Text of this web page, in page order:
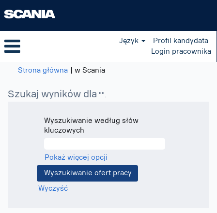
Język
Profil kandydata
Login pracownika
Strona główna w Scania(bieżąca
Szukaj wyników dla "".
Wyszukiwanie według słów
kluczowych
Pokaż więcej opcji
Wyczyść